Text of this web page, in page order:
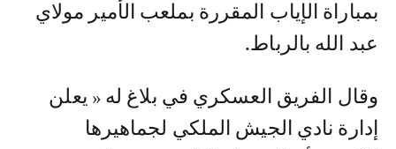
بمباراة الإياب المقررة بملعب الأمير مولاي
عبد الله بالرباط.
وقال الفريق العسكري في بلاغ له « يعلن
إدارة نادي الجيش الملكي لجماهيرها